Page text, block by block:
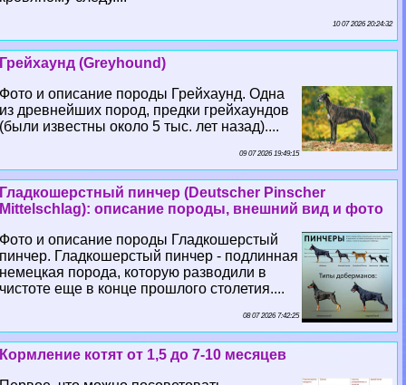
10 07 2026 20:24:32
Грейхаунд (Greyhound)
Фото и описание породы Грейхаунд. Одна
из древнейших пород, предки грейхаундов
(были известны около 5 тыс. лет назад)....
09 07 2026 19:49:15
Гладкошерстный пинчер (Deutscher Pinscher
Mittelschlag): описание породы, внешний вид и фото
Фото и описание породы Гладкошерстый
пинчер. Гладкошерстый пинчер - подлинная
немецкая порода, которую разводили в
чистоте еще в конце прошлого столетия....
08 07 2026 7:42:25
Кормление котят от 1,5 до 7-10 месяцев